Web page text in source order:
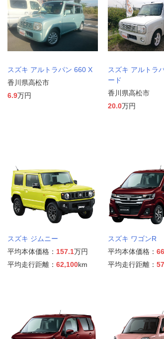
スズキ アルトラパン 660 X
香川県高松市
6.9万円
スズキ アルトラ
ード
香川県高松市
20.0万円
スズキ ジムニー
平均本体価格： 157.1万円
平均走行距離： 62,100km
スズキ ワゴンR
平均本体価格：
平均走行距離：